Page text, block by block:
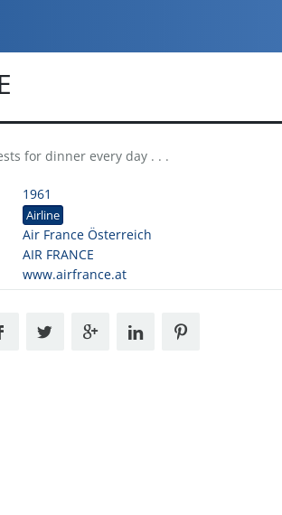
for dinner every day . . .
1961
Airline
Air France Österreich
AIR FRANCE
www.airfrance.at